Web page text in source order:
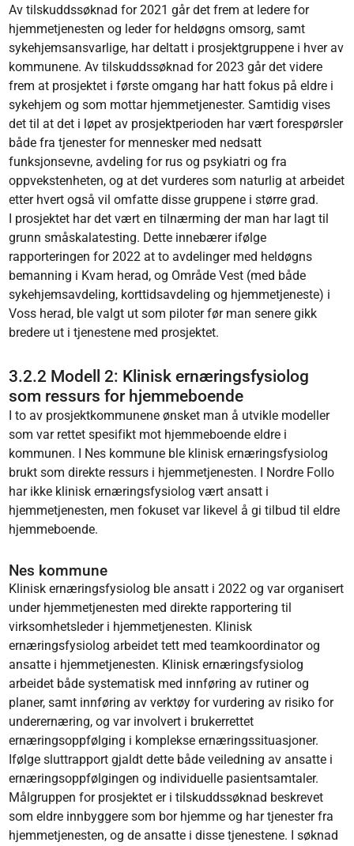
Av tilskuddssøknad for 2021 går det frem at ledere for
hjemmetjenesten og leder for heldøgns omsorg, samt
sykehjemsansvarlige, har deltatt i prosjektgruppene i hver av
kommunene. Av tilskuddssøknad for 2023 går det videre
frem at prosjektet i første omgang har hatt fokus på eldre i
sykehjem og som mottar hjemmetjenester. Samtidig vises
det til at det i løpet av prosjektperioden har vært forespørsler
både fra tjenester for mennesker med nedsatt
funksjonsevne, avdeling for rus og psykiatri og fra
oppvekstenheten, og at det vurderes som naturlig at arbeidet
etter hvert også vil omfatte disse gruppene i større grad.
I prosjektet har det vært en tilnærming der man har lagt til
grunn småskalatesting. Dette innebærer ifølge
rapporteringen for 2022 at to avdelinger med heldøgns
bemanning i Kvam herad, og Område Vest (med både
sykehjemsavdeling, korttidsavdeling og hjemmetjeneste) i
Voss herad, ble valgt ut som piloter før man senere gikk
bredere ut i tjenestene med prosjektet.
3.2.2 Modell 2: Klinisk ernæringsfysiolog
som ressurs for hjemmeboende
I to av prosjektkommunene ønsket man å utvikle modeller
som var rettet spesifikt mot hjemmeboende eldre i
kommunen. I Nes kommune ble klinisk ernæringsfysiolog
brukt som direkte ressurs i hjemmetjenesten. I Nordre Follo
har ikke klinisk ernæringsfysiolog vært ansatt i
hjemmetjenesten, men fokuset var likevel å gi tilbud til eldre
hjemmeboende.
Nes kommune
Klinisk ernæringsfysiolog ble ansatt i 2022 og var organisert
under hjemmetjenesten med direkte rapportering til
virksomhetsleder i hjemmetjenesten. Klinisk
ernæringsfysiolog arbeidet tett med teamkoordinator og
ansatte i hjemmetjenesten. Klinisk ernæringsfysiolog
arbeidet både systematisk med innføring av rutiner og
planer, samt innføring av verktøy for vurdering av risiko for
underernæring, og var involvert i brukerrettet
ernæringsoppfølging i komplekse ernæringssituasjoner.
Ifølge sluttrapport gjaldt dette både veiledning av ansatte i
ernæringsoppfølgingen og individuelle pasientsamtaler.
Målgruppen for prosjektet er i tilskuddssøknad beskrevet
som eldre innbyggere som bor hjemme og har tjenester fra
hjemmetjenesten, og de ansatte i disse tjenestene. I søknad